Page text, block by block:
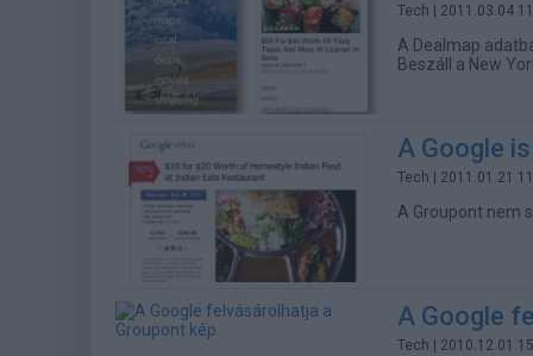
Tech | 2011.03.04
A Dealmap
Beszáll a New
A Google
Tech | 2011.01.21
A Groupont nem
A Google
Tech | 2010.12.01